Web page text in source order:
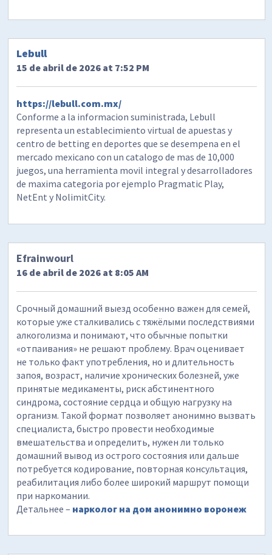
Lebull
15 de abril de 2026 at 7:52 PM
https://lebull.com.mx/
Conforme a la informacion suministrada, Lebull
representa un establecimiento virtual de apuestas y
centro de betting en deportes que se desempena en el
mercado mexicano con un catalogo de mas de 10,000
juegos, una herramienta movil integral y desarrolladores
de maxima categoria por ejemplo Pragmatic Play,
NetEnt y NolimitCity.
Efrainwourl
16 de abril de 2026 at 8:05 AM
Срочный домашний выезд особенно важен для семей,
которые уже сталкивались с тяжёлыми последствиями
алкоголизма и понимают, что обычные попытки
«отпаивания» не решают проблему. Врач оценивает
не только факт употребления, но и длительность
запоя, возраст, наличие хронических болезней, уже
принятые медикаменты, риск абстинентного
синдрома, состояние сердца и общую нагрузку на
организм. Такой формат позволяет анонимно вызвать
специалиста, быстро провести необходимые
вмешательства и определить, нужен ли только
домашний вывод из острого состояния или дальше
потребуется кодирование, повторная консультация,
реабилитация либо более широкий маршрут помощи
при наркомании.
Детальнее – нарколог на дом анонимно воронеж